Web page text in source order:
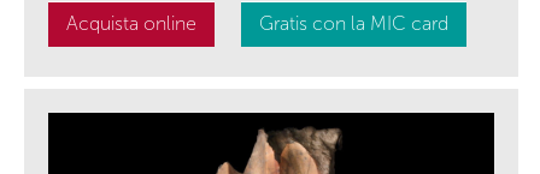
Acquista online Gratis con la MIC card